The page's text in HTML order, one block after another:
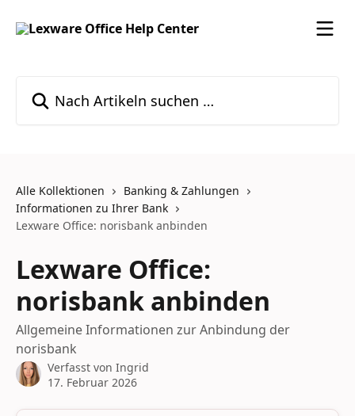
Alle Kollektionen
Banking & Zahlungen
Informationen zu Ihrer Bank
Lexware Office: norisbank anbinden
Lexware Office:
norisbank anbinden
Allgemeine Informationen zur Anbindung der
norisbank
Verfasst von Ingrid
17. Februar 2026